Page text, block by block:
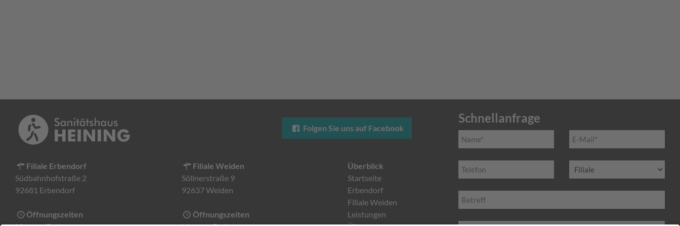
Folgen Sie uns auf Facebook
Filiale Erbendorf
Südbahnhofstraße 2
92681 Erbendorf
Öffnungszeiten
Filiale Weiden
Söllnerstraße 9
92637 Weiden
Öffnungszeiten
Überblick
Startseite
Erbendorf
Filiale Weiden
Leistungen
Schnellanfrage
Name
*
E-
Mail*
Telefon
Filiale
Betreff